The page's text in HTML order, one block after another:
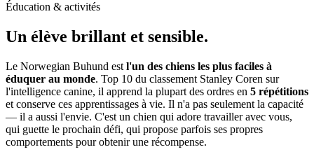
Éducation & activités
Un élève brillant et sensible.
Le Norwegian Buhund est l'un des chiens les plus faciles à
éduquer au monde. Top 10 du classement Stanley Coren sur
l'intelligence canine, il apprend la plupart des ordres en 5 répétitions
et conserve ces apprentissages à vie. Il n'a pas seulement la capacité
— il a aussi l'envie. C'est un chien qui adore travailler avec vous,
qui guette le prochain défi, qui propose parfois ses propres
comportements pour obtenir une récompense.